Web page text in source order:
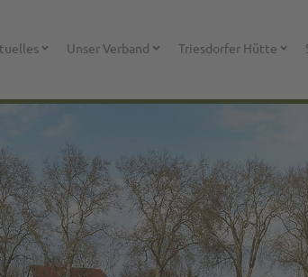
Unser Verband Triesdorfer Hütte